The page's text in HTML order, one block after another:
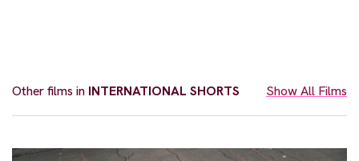
Other films in INTERNATIONAL SHORTS Show All Films